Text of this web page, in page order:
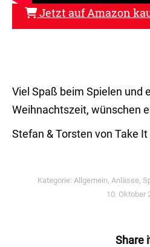
Jetzt auf Amazon
Viel Spaß beim Spielen und
Weihnachtszeit, wünschen
Stefan & Torsten von Take
Kategorie: Allgemein, Anlässe,
10. Oktober
Share